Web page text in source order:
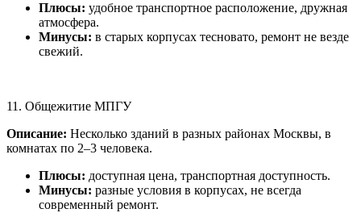
Плюсы: удобное транспортное расположение, дружная
атмосфера.
Минусы: в старых корпусах тесновато, ремонт не везде
свежий.
11. Общежитие МПГУ
Описание: Несколько зданий в разных районах Москвы, в
комнатах по 2–3 человека.
Плюсы: доступная цена, транспортная доступность.
Минусы: разные условия в корпусах, не всегда
современный ремонт.